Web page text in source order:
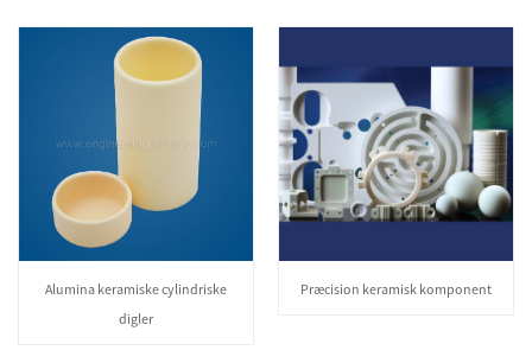
Alumina keramiske cylindriske
digler
Præcision keramisk komponent